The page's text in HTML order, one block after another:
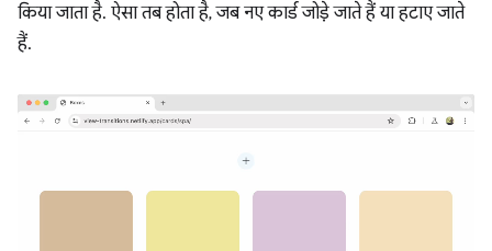
किया जाता है. ऐसा तब होता है, जब नए कार्ड जोड़े जाते हैं या हटाए जाते
हैं.